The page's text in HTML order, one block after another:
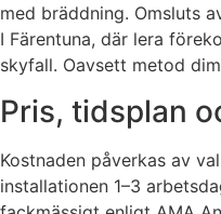
med bräddning. Omsluts
I Färentuna, där lera
skyfall. Oavsett metod
Pris, tidsplan
Kostnaden påverkas av
installationen 1–3